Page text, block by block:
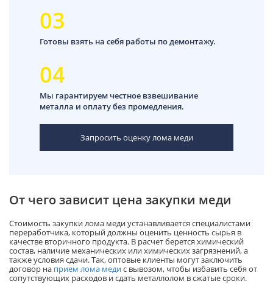
03
Готовы взять на себя работы по демонтажу.
04
Мы гарантируем честное взвешивание
металла и оплату без промедления.
Запросить оценку лома меди
От чего зависит цена закупки меди
Стоимость закупки лома меди устанавливается специалистами
переработчика, который должны оценить ценность сырья в
качестве вторичного продукта. В расчет берется химический
состав, наличие механических или химических загрязнений, а
также условия сдачи. Так, оптовые клиенты могут заключить
договор на прием лома медис вывозом, чтобы избавить себя от
сопутствующих расходов и сдать металлолом в сжатые сроки.